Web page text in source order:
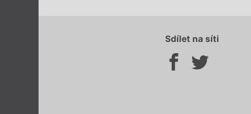
Sdílet na síti